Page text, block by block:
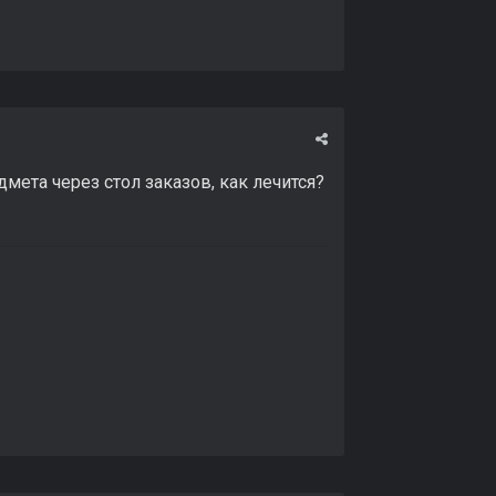
через стол заказов, как лечится?